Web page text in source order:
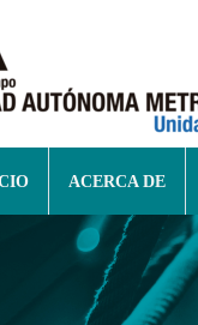
ACERCA DE